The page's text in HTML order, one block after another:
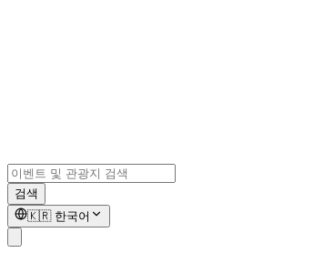
검색
🇰🇷 한국어